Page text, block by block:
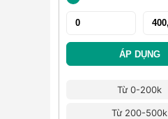
ÁP DỤNG
Từ 0-200k
Từ 200-500k